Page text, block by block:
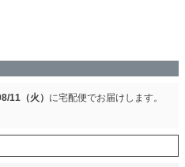
11（火） に宅配便でお届けします。